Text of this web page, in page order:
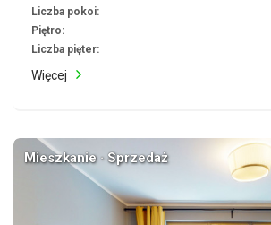
Liczba pokoi:
Piętro:
Liczba pięter:
Więcej
Mieszkanie · Sprzedaż